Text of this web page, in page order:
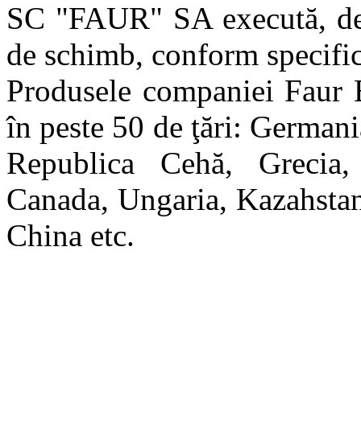
SC "FAUR" SA execută,
de schimb, conform
Produsele companiei
în peste 50 de ţări:
Republica Cehă,
Canada, Ungaria,
China etc.